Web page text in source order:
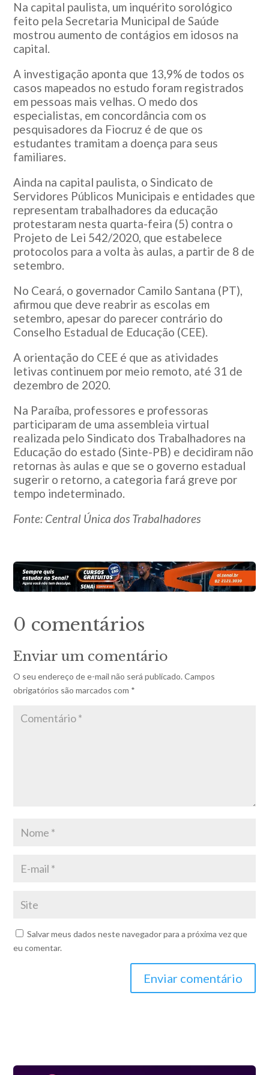
Na capital paulista, um inquérito sorológico
feito pela Secretaria Municipal de Saúde
mostrou aumento de contágios em idosos na
capital.
A investigação aponta que 13,9% de todos os
casos mapeados no estudo foram registrados
em pessoas mais velhas. O medo dos
especialistas, em concordância com os
pesquisadores da Fiocruz é de que os
estudantes tramitam a doença para seus
familiares.
Ainda na capital paulista, o Sindicato de
Servidores Públicos Municipais e entidades que
representam trabalhadores da educação
protestaram nesta quarta-feira (5) contra o
Projeto de Lei 542/2020, que estabelece
protocolos para a volta às aulas, a partir de 8 de
setembro.
No Ceará, o governador Camilo Santana (PT),
afirmou que deve reabrir as escolas em
setembro, apesar do parecer contrário do
Conselho Estadual de Educação (CEE).
A orientação do CEE é que as atividades
letivas continuem por meio remoto, até 31 de
dezembro de 2020.
Na Paraíba, professores e professoras
participaram de uma assembleia virtual
realizada pelo Sindicato dos Trabalhadores na
Educação do estado (Sinte-PB) e decidiram não
retornas às aulas e que se o governo estadual
sugerir o retorno, a categoria fará greve por
tempo indeterminado.
Fonte: Central Única dos Trabalhadores
0 comentários
Enviar um comentário
O seu endereço de e-mail não será publicado. Campos
obrigatórios são marcados com *
Salvar meus dados neste navegador para a próxima vez que
eu comentar.
Enviar comentário